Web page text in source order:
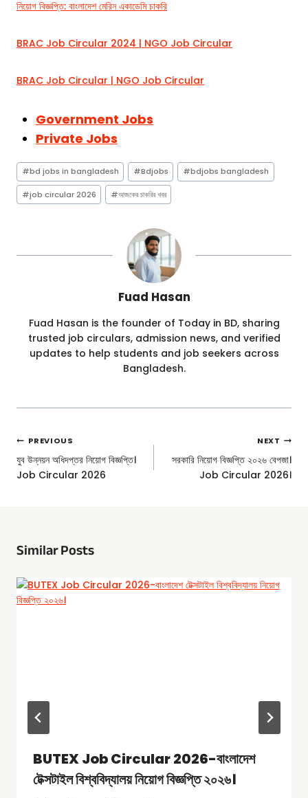
নিয়োগ বিজ্ঞপ্তি: বাংলাদেশ মেরিন একাডেমি চাকরি
BRAC Job Circular 2024 | NGO Job Circular
BRAC Job Circular | NGO Job Circular
Government Jobs
Private Jobs
Post
Tags:
#bd jobs in bangladesh #Bdjobs #bdjobs bangladesh
#job circular 2026 #আজকের চাকরির খবর
Fuad Hasan
Fuad Hasan is the founder of Today in BD, sharing
trusted job circulars, admission news, and verified
updates to help students and job seekers across
Bangladesh.
Post
Navigation
PREVIOUS
যুব উন্নয়ন অধিদপ্তর নিয়োগ বিজ্ঞপ্তি।
Job Circular 2026
NEXT
সরকারি নিয়োগ বিজ্ঞপ্তি ২০২৬ বেপজা।
Job Circular 2026।
Similar Posts
BUTEX Job Circular 2026-বাংলাদেশ
টেক্সটাইল বিশ্ববিদ্যালয় নিয়োগ বিজ্ঞপ্তি ২০২৬।